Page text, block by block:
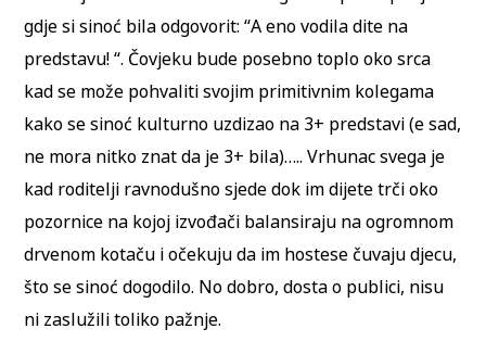
gdje si sinoć bila odgovorit: “A eno vodila dite na
predstavu! “. Čovjeku bude posebno toplo oko srca
kad se može pohvaliti svojim primitivnim kolegama
kako se sinoć kulturno uzdizao na 3+ predstavi (e sad,
ne mora nitko znat da je 3+ bila)….. Vrhunac svega je
kad roditelji ravnodušno sjede dok im dijete trči oko
pozornice na kojoj izvođači balansiraju na ogromnom
drvenom kotaču i očekuju da im hostese čuvaju djecu,
što se sinoć dogodilo. No dobro, dosta o publici, nisu
ni zaslužili toliko pažnje.